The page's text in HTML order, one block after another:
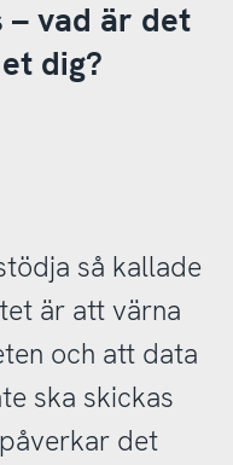
– vad är det
dig?
så kallade
är att värna
och att data
ska skickas
det